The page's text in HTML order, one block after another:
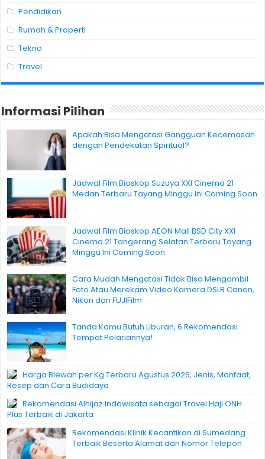
Pendidikan
Rumah & Properti
Tekno
Travel
Informasi Pilihan
Apakah Bisa Mengatasi Gangguan Kecemasan
dengan Pendekatan Spiritual?
Jadwal Film Bioskop Suzuya XXI Cinema 21
Medan Terbaru Tayang Minggu Ini Coming Soon
Jadwal Film Bioskop AEON Mall BSD City XXI
Cinema 21 Tangerang Selatan Terbaru Tayang
Minggu Ini Coming Soon
Cara Mudah Mengatasi Tidak Bisa Mengambil
Foto Atau Merekam Video Kamera DSLR Canon,
Nikon dan FUJIFilm
Tanda Kamu Butuh Liburan, 6 Rekomendasi
Tempat Pelariannya!
Harga Blewah per Kg Terbaru Agustus 2026, Jenis, Manfaat,
Resep dan Cara Budidaya
Rekomendasi Alhijaz Indowisata sebagai Travel Haji ONH
Plus Terbaik di Jakarta
Rekomendasi Klinik Kecantikan di Sumedang
Terbaik Beserta Alamat dan Nomor Telepon